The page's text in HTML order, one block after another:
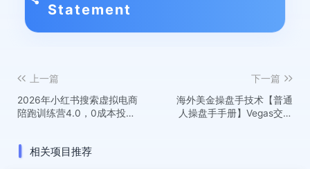
Statement
上一篇
2026年小红书搜索虚拟电商
陪跑训练营4.0，0成本投
下一篇
海外美金操盘手技术【普通
人操盘手手册】Vegas交易
相关项目推荐